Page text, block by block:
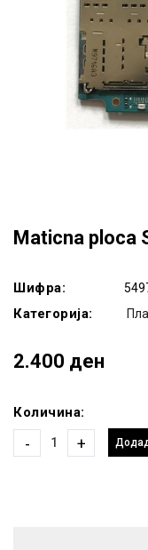
Maticna ploca
Шифра:
Категорија:
2.400 ден
Количина:
- +